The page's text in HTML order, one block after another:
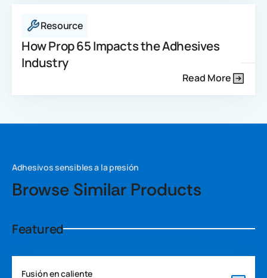
Resource
How Prop 65 Impacts the Adhesives
Industry
Read More
Adhesivos sensibles a la presión
Browse Similar Products
Featured
Fusión en caliente